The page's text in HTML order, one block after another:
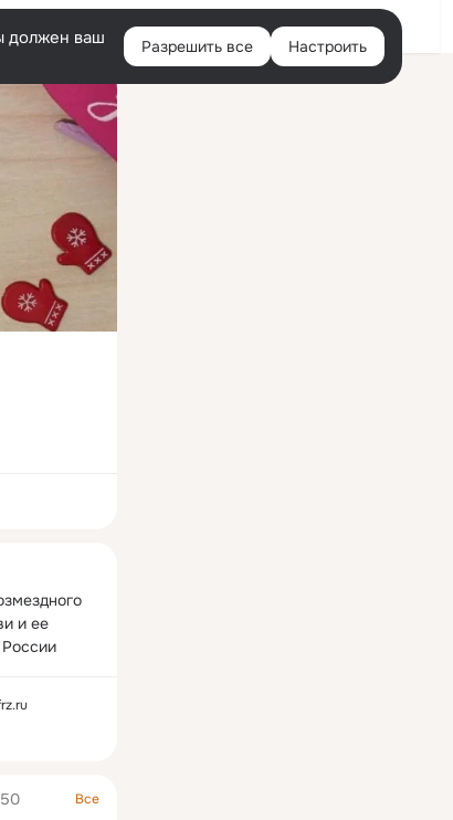
Войти
должен ваш
Разрешить все Настроить
и ее
Все